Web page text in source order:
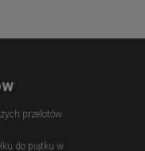
przelotów
do piątku w